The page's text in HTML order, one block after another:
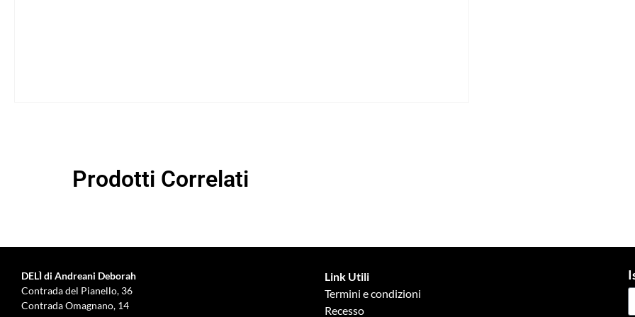
Prodotti Correlati
DELÌ di Andreani Deborah
Contrada del Pianello, 36
Contrada Omagnano, 14
Link Utili
Termini e condizioni
Recesso